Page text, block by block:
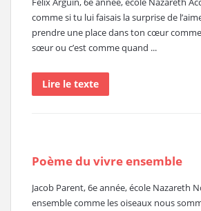
comme si tu lui faisais la surprise de
prendre une place dans ton cœur
sœur ou c’est comme quand ...
Lire le texte
Poème du vivre ensemble
Jacob Parent, 6e année, école Nazareth
ensemble comme les oiseaux nous